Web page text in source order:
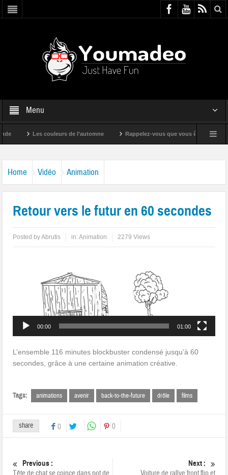
Menu
Les couleurs de l’automne Rappelez-vous que vous êtes super !
Home Vidéo Animation
Retour vers le futur en 60 secondes
Posted byAbrutis in:Animation 2279 Views
00:00 01:00
L’ensemble 116 minutes blockbuster condensé jusqu’à 60
secondes, grâce à une certaine animation créative.
Tags: animations avenir back-to-the-future drôle films
share 0 0
Previous : Next :